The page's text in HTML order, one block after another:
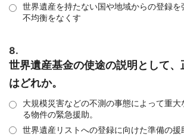
世界遺産を持たない国や地域からの登録を
不均衡をなくす
8.
世界遺産基金の使途の説明として
はどれか。
大規模災害などの不測の事態によって重
る物件の緊急援助。
世界遺産リストへの登録に向けた準備の援